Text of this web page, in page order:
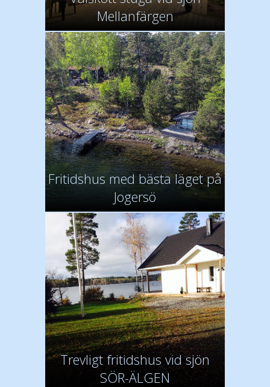
Mellanfärgen
Fritidshus med bästa läget på
Jogersö
Trevligt fritidshus vid sjön
SÖR-ÄLGEN